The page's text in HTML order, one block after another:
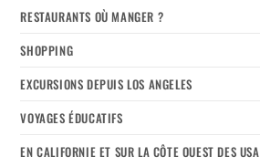
RESTAURANTS OÙ MANGER ?
SHOPPING
EXCURSIONS DEPUIS LOS ANGELES
VOYAGES ÉDUCATIFS
EN CALIFORNIE ET SUR LA CÔTE OUEST DES USA